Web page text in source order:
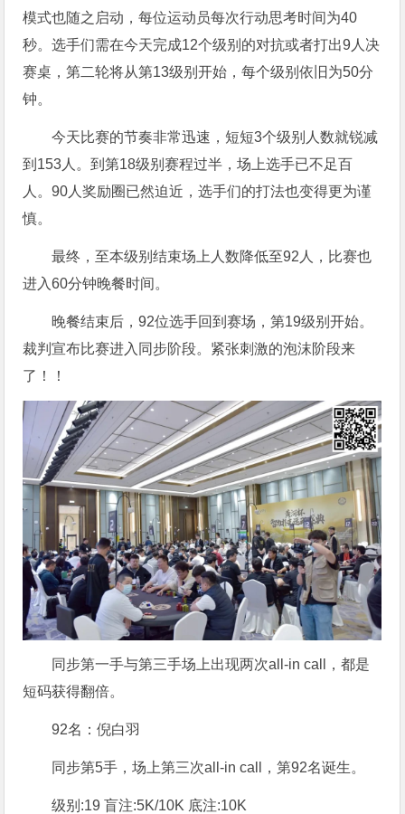
模式也随之启动，每位运动员每次行动思考时间为40
秒。选手们需在今天完成12个级别的对抗或者打出9人决
赛桌，第二轮将从第13级别开始，每个级别依旧为50分
钟。
今天比赛的节奏非常迅速，短短3个级别人数就锐减
到153人。到第18级别赛程过半，场上选手已不足百
人。90人奖励圈已然迫近，选手们的打法也变得更为谨
慎。
最终，至本级别结束场上人数降低至92人，比赛也
进入60分钟晚餐时间。
晚餐结束后，92位选手回到赛场，第19级别开始。
裁判宣布比赛进入同步阶段。紧张刺激的泡沫阶段来
了！！
同步第一手与第三手场上出现两次all-in call，都是
短码获得翻倍。
92名：倪白羽
同步第5手，场上第三次all-in call，第92名诞生。
级别:19 盲注:5K/10K 底注:10K